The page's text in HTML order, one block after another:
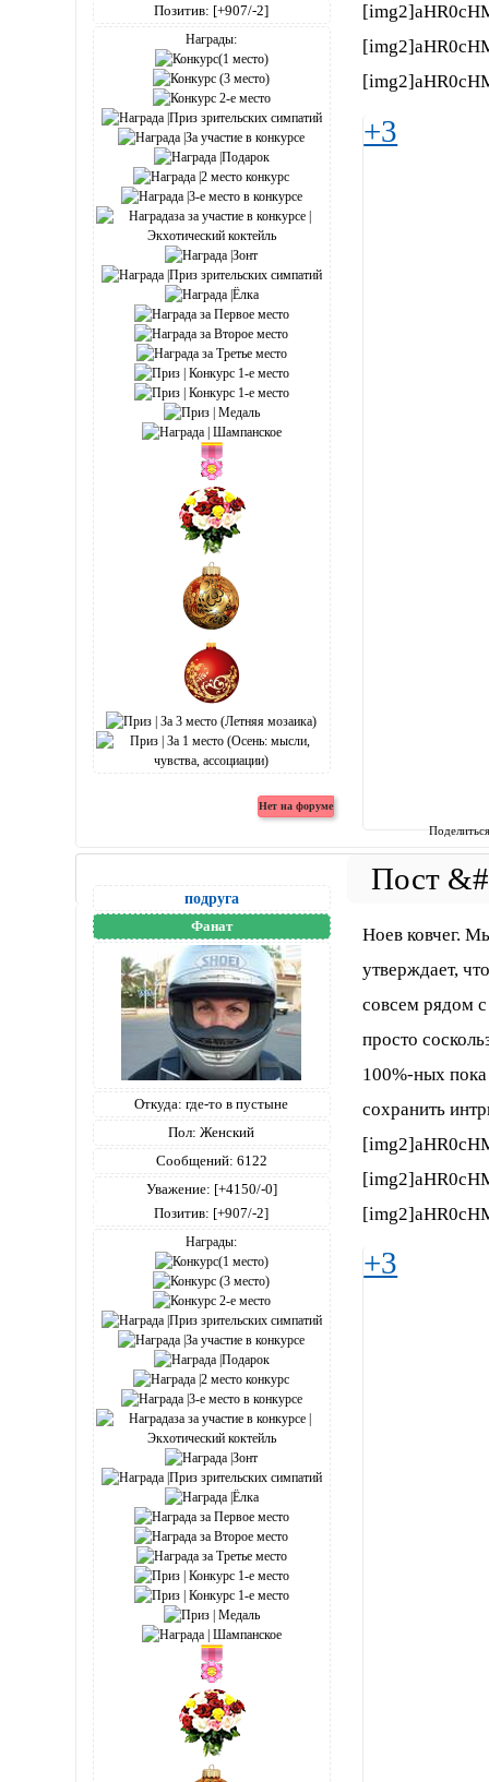
Позитив: [+907/-2]
Награды:
+3
подруга
Фанат
Откуда: где-то в пустыне
Пол: Женский
Сообщений: 6122
Уважение: [+4150/-0]
Позитив: [+907/-2]
Награды:
Ноев ковчег.
утверждает,
совсем рядом
просто
100%-ных пока
сохранить
+3